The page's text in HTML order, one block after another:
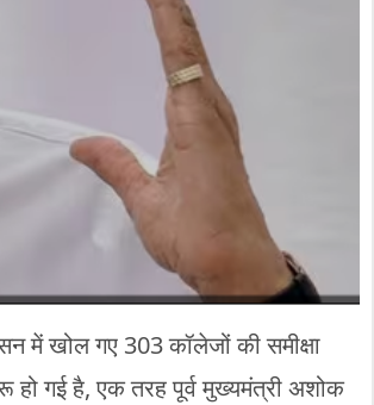
में खोल गए 303 कॉलेजों की समीक्षा
गई है, एक तरह पूर्व मुख्यमंत्री अशोक